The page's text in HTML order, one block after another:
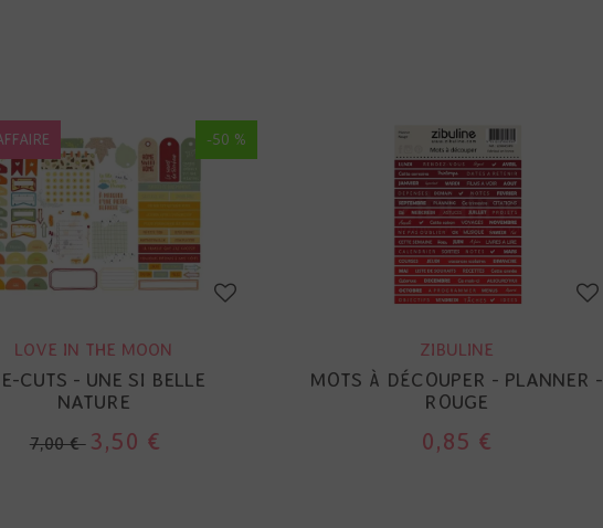
-50 %
LOVE IN THE MOON
CUTS - UNE SI BELLE
NATURE
7,00 € 3,50 €
ZIBULINE
MOTS À DÉCOUPER - PLANNER -
ROUGE
0,85 €